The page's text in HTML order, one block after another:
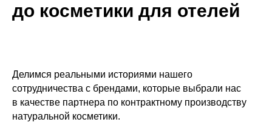
до косметики для отелей
Делимся реальными историями нашего
сотрудничества с брендами, которые выбрали нас
в качестве партнера по контрактному производству
натуральной косметики.